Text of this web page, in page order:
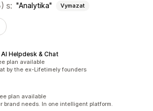
s: Analytika Vymazat
Helpdesk & Chat
188
plan available
by the ex-Lifetimely founders
660
plan available
brand needs. In one intelligent platform.